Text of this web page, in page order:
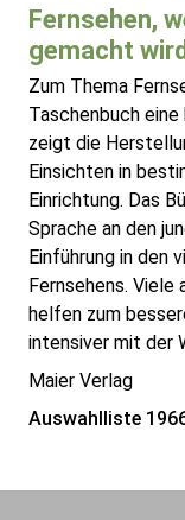
Fernsehen,
gemacht wird
Zum Thema
Taschenbuch
zeigt die
Einsichten in
Einrichtung. Das
Sprache an den
Einführung in den
Fernsehens. Viele
helfen zum
intensiver mit der
Maier Verlag
Auswahlliste